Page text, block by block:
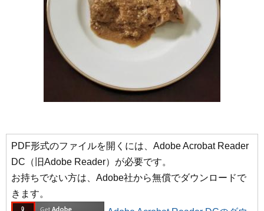
PDF形式のファイルを開くには、Adobe Acrobat Reader
DC（旧Adobe Reader）が必要です。
お持ちでない方は、Adobe社から無償でダウンロードで
きます。